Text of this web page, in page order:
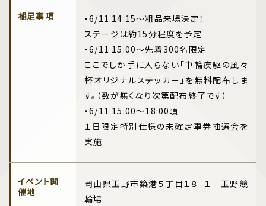
補足事項
・6/11 14:15〜粗品来場決定！
ステージは約15分程度を予定
・6/11 15:00〜先着300名限定
ここでしか手に入らない「車輪疾駆の風々
杯オリジナルステッカー」を無料配布しま
す。（数が無くなり次第配布終了です）
・6/11 15:00〜18:00頃
１日限定特別仕様の未確定車券抽選会を
実施
イベント開
催地
岡山県玉野市築港５丁目１８−１ 玉野競
輪場